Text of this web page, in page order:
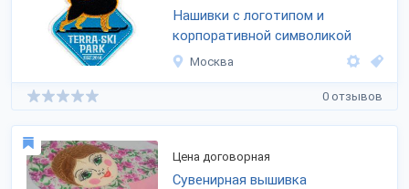
Нашивки с логотипом и
корпоративной символикой
Москва
0 отзывов
Цена договорная
Сувенирная вышивка